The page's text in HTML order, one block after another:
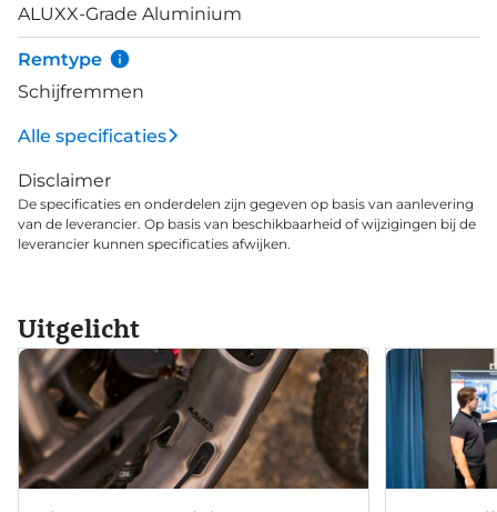
ALUXX-Grade Aluminium
Remtype
Schijfremmen
Alle specificaties
Disclaimer
De specificaties en onderdelen zijn gegeven op basis van aanlevering
van de leverancier. Op basis van beschikbaarheid of wijzigingen bij de
leverancier kunnen specificaties afwijken.
Uitgelicht